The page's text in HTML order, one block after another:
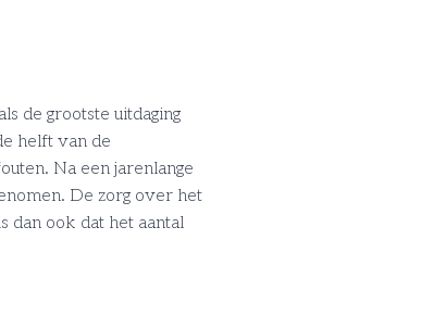
de grootste uitdaging
helft van de
Na een jarenlange
De zorg over het
dan ook dat het aantal